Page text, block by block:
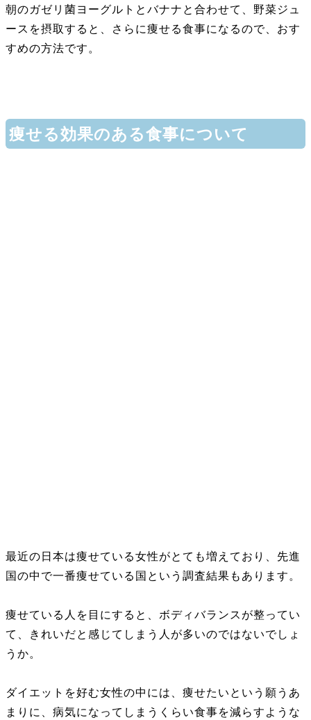
朝のガゼリ菌ヨーグルトとバナナと合わせて、野菜ジュ
ースを摂取すると、さらに痩せる食事になるので、おす
すめの方法です。
痩せる効果のある食事について
最近の日本は痩せている女性がとても増えており、先進
国の中で一番痩せている国という調査結果もあります。
痩せている人を目にすると、ボディバランスが整ってい
て、きれいだと感じてしまう人が多いのではないでしょ
うか。
ダイエットを好む女性の中には、痩せたいという願うあ
まりに、病気になってしまうくらい食事を減らすような